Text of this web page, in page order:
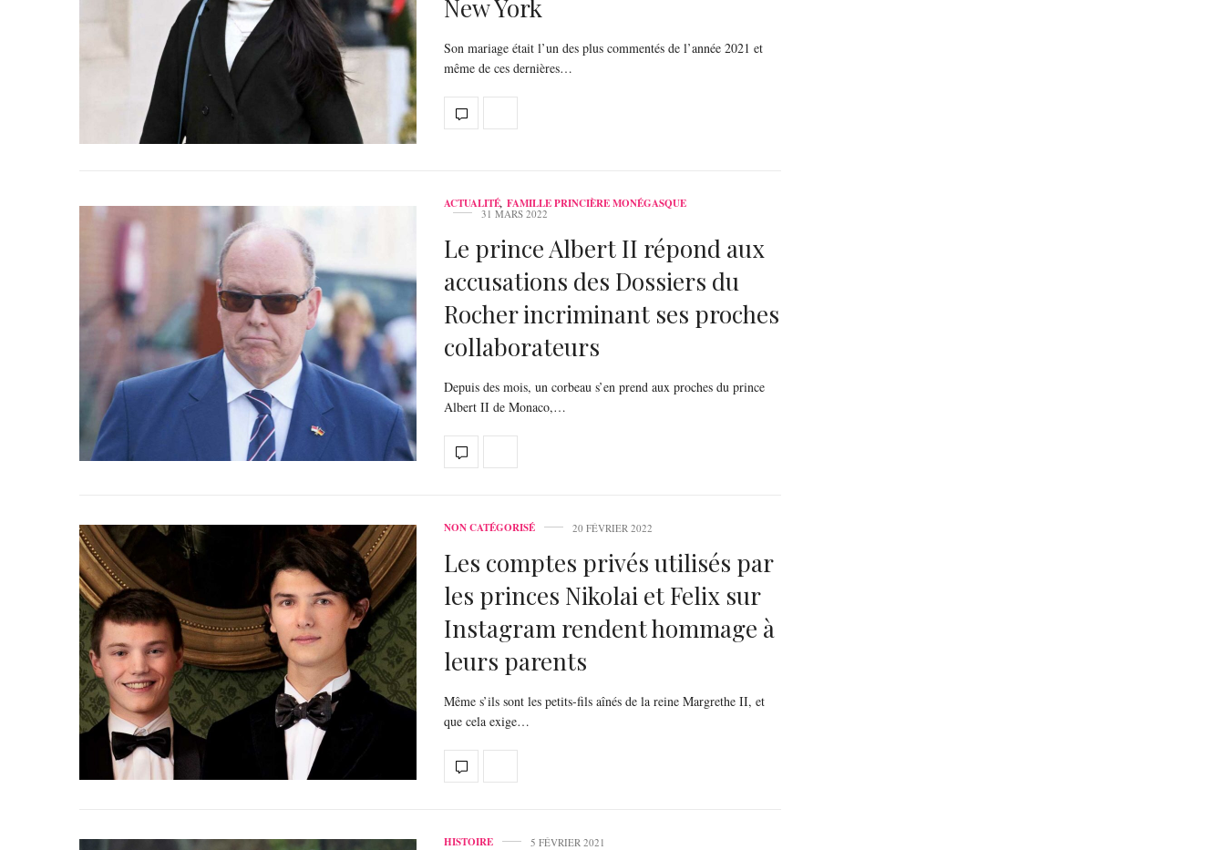
New York
Son mariage était l’un des plus commentés de l’année 2021 et
même de ces dernières…
ACTUALITÉ, FAMILLE PRINCIÈRE MONÉGASQUE
31 MARS 2022
Le prince Albert II répond aux
accusations des Dossiers du
Rocher incriminant ses proches
collaborateurs
Depuis des mois, un corbeau s’en prend aux proches du prince
Albert II de Monaco,…
NON CATÉGORISÉ 20 FÉVRIER 2022
Les comptes privés utilisés par
les princes Nikolai et Felix sur
Instagram rendent hommage à
leurs parents
Même s’ils sont les petits-fils aînés de la reine Margrethe II, et
que cela exige…
HISTOIRE 5 FÉVRIER 2021